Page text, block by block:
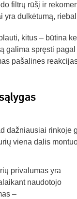
filtrų rūšį ir
yra dulkėtumą,
kitus – būtina
galima spręsti
pašalines
dažniausiai rinkoje
viena dalis
privalumas yra
naudotojo
–